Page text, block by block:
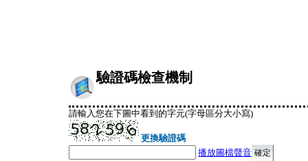
驗證碼檢查機制
請輸入您在下圖中看到的字元(字母區分大小寫)
更換驗證碼
播放圖檔聲音